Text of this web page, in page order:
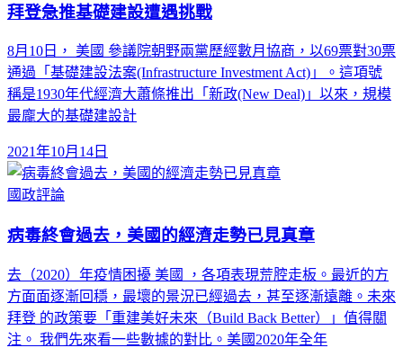
拜登急推基礎建設遭遇挑戰
8月10日， 美國 參議院朝野兩黨歷經數月協商，以69票對30票
通過「基礎建設法案(Infrastructure Investment Act)」。這項號
稱是1930年代經濟大蕭條推出「新政(New Deal)」以來，規模
最龐大的基礎建設計
2021年10月14日
國政評論
病毒終會過去，美國的經濟走勢已見真章
去（2020）年疫情困擾 美國 ，各項表現荒腔走板。最近的方
方面面逐漸回穩，最壞的景況已經過去，甚至逐漸遠離。未來
拜登 的政策要「重建美好未來（Build Back Better）」值得關
注。 我們先來看一些數據的對比。美國2020年全年